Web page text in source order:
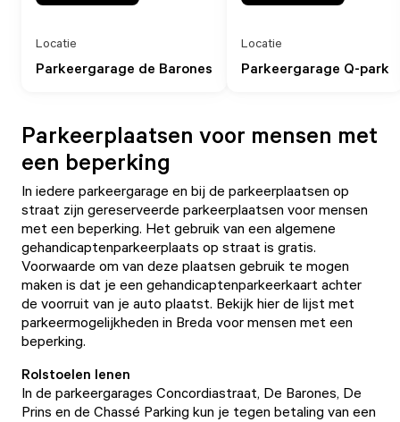
Parkeergarage de Barones
Locatie
Parkeergarage Q-park
Locatie
Parkeerplaatsen voor mensen met
een beperking
In iedere parkeergarage en bij de parkeerplaatsen op
straat zijn gereserveerde parkeerplaatsen voor mensen
met een beperking. Het gebruik van een algemene
gehandicaptenparkeerplaats op straat is gratis.
Voorwaarde om van deze plaatsen gebruik te mogen
maken is dat je een gehandicaptenparkeerkaart achter
de voorruit van je auto plaatst. Bekijk hier de lijst met
parkeermogelijkheden in Breda voor mensen met een
beperking.
Rolstoelen lenen
In de parkeergarages Concordiastraat, De Barones, De
Prins en de Chassé Parking kun je tegen betaling van een